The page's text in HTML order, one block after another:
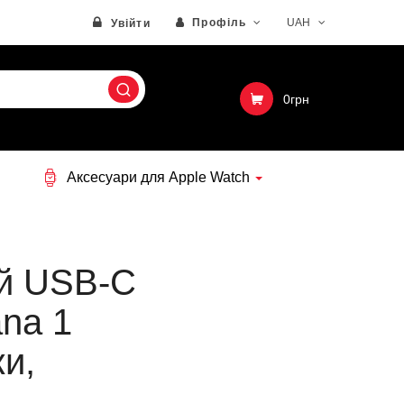
Увійти Профіль
0грн
Аксесуари для Apple Watch
USB-C
1